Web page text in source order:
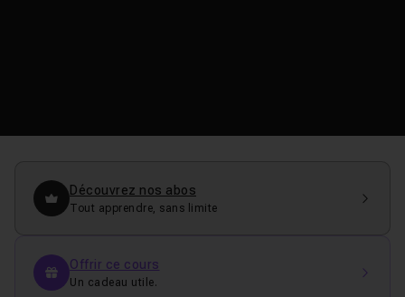
Découvrez nos abos
Tout apprendre, sans limite
Offrir ce cours
Un cadeau utile.